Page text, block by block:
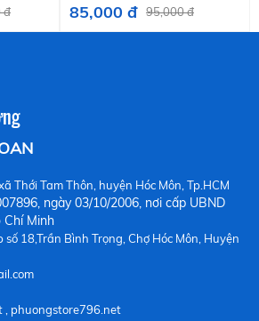
đ 85,000 đ 95,000 đ
Thới Tam Thôn, huyện Hóc Môn, Tp.HCM
ngày 03/10/2006, nơi cấp UBND
Chí Minh
18,Trần Bình Trọng, Chợ Hóc Môn, Huyện
, phuongstore796.net